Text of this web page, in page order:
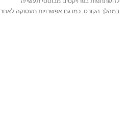
במהלך הקורס, כמו גם אפשרויות תעסוקה לאחר